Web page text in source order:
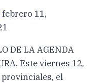
febrero 11,
DE LA AGENDA
Este viernes 12,
el